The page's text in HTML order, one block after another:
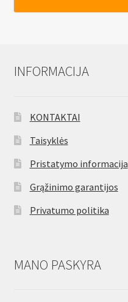
INFORMACIJA
KONTAKTAI
Taisyklės
Pristatymo informacija
Grąžinimo garantijos
Privatumo politika
MANO PASKYRA